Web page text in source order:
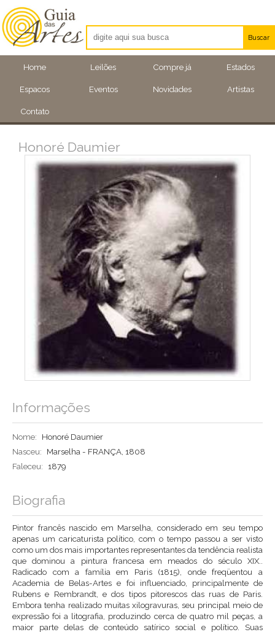
Home Leilões Compre já Estados
Espacos Eventos Novidades Artistas
Contato
Buscar
Artistas
Eventos
Honoré Daumier
Informações
Nome:
Honoré Daumier
Nasceu:
Marselha - FRANÇA, 1808
Faleceu:
1879
Biografia
Pintor francês nascido em Marselha, considerado em seu tempo
apenas um caricaturista político, com o tempo passou a ser visto
como um dos mais importantes representantes da tendência realista
que dominou a pintura francesa em meados do século XIX..
Radicado com a família em Paris (1815), onde freqüentou a
Academia de Belas-Artes e foi influenciado, principalmente de
Rubens e Rembrandt, e dos tipos pitorescos das ruas de Paris.
Embora tenha realizado muitas xilogravuras, seu principal meio de
expressão foi a litografia, produzindo cerca de quatro mil peças, a
maior parte delas de conteúdo satírico social e político. Suas